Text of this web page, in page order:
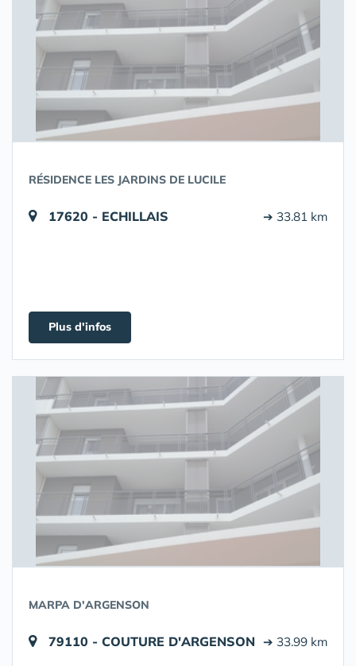
RÉSIDENCE LES JARDINS DE LUCILE
17620 - ECHILLAIS ➔ 33.81 km
Plus d'infos
MARPA D'ARGENSON
79110 - COUTURE D'ARGENSON ➔ 33.99 km